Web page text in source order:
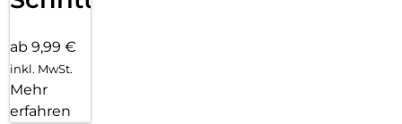
ab 9,99 €
inkl. MwSt.
Mehr
erfahren